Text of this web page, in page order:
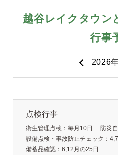
点検行事
衛生管理点検：毎月10日
防災
設備点検・事故防止チェック：
備蓄品確認：6,12月の25日